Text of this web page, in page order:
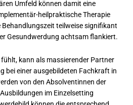
Umfeld können damit eine
heilpraktische Therapie
Behandlungszeit teilweise signifikant
Gesundwerdung achtsam flankiert.
kann als massierender Partner
bei einer ausgebildeten Fachkraft in
von den Absolventinnen der
im Einzelsetting